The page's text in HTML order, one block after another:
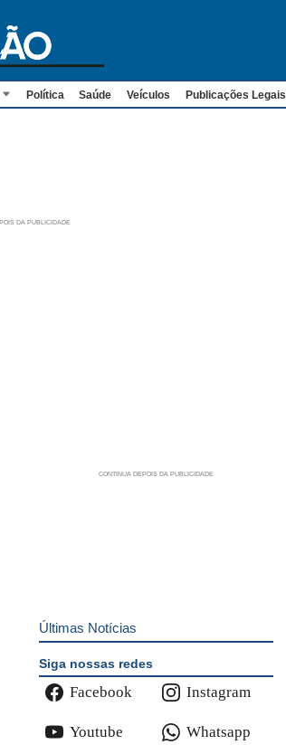
Política Saúde Veículos Publicações Legais
Últimas Notícias
Siga nossas redes
Facebook Instagram
Youtube Whatsapp